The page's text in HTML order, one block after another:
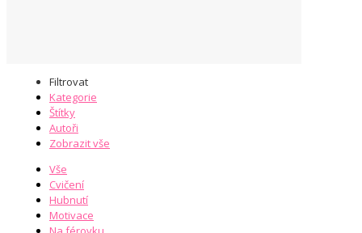
Filtrovat
Kategorie
Štítky
Autoři
Zobrazit vše
Vše
Cvičení
Hubnutí
Motivace